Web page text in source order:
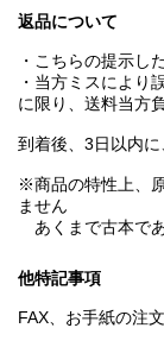
返品について
・こちらの提示し
・当方ミスにより
に限り、送料当方
到着後、3日以内
※商品の特性上、
ません
あくまで古本で
他特記事項
FAX、お手紙の注